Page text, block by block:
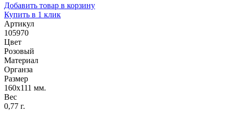
Добавить товар в корзину
Купить в 1 клик
Артикул
105970
Цвет
Розовый
Материал
Органза
Размер
160х111 мм.
Вес
0,77 г.